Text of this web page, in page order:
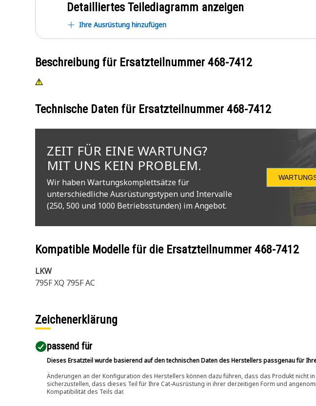
Detailliertes Teilediagramm anzeigen
Ihre Ausrüstung hinzufügen
Beschreibung für Ersatzteilnummer 468-7412
Technische Daten für Ersatzteilnummer 468-7412
ZEIT FÜR EINE WARTUNG?
MIT UNS KEIN PROBLEM.
Wir haben Wartungskomplettsätze für
unterschiedliche Ausrüstungstypen und Intervalle
(250, 500 und 1000 Betriebsstunden) im Angebot.
Kompatible Modelle für die Ersatzteilnummer 468-7412
LKW
795F XQ 795F AC
Zeichenerklärung
passend für​
Dieses Ersatzteil wurde basierend auf den technischen Daten des Herstellers passgenau für
Änderungen an der Konfiguration des Herstellers können dazu führen, dass das Produkt nicht
sicherzustellen, dass dieses Teil für Ihre Cat-Ausrüstung in ihrer derzeitigen Form und
Kompatibilität des Teils dar.